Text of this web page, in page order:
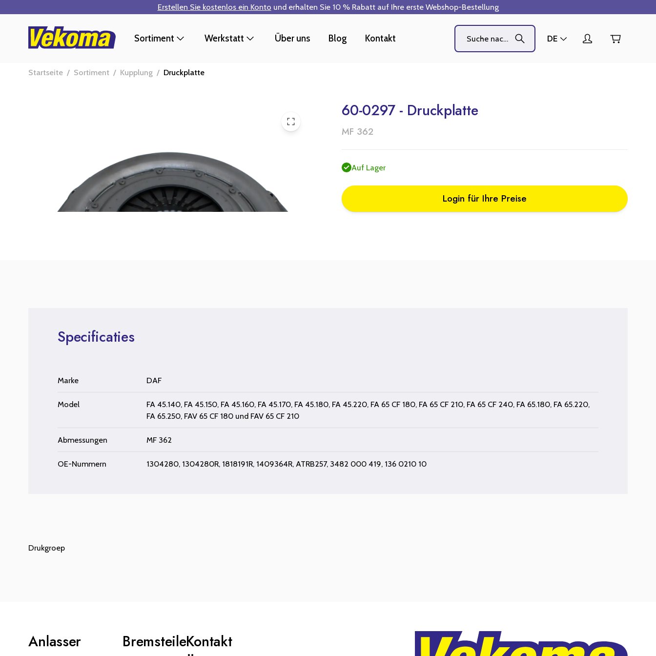
Erstellen Sie kostenlos ein Konto und erhalten Sie 10 % Rabatt auf Ihre erste Webshop-Bestellung
Sortiment Werkstatt Über uns Blog Kontakt DE
Startseite / Sortiment / Kupplung / Druckplatte
60-0297 - Druckplatte
MF 362
Auf Lager
Login für Ihre Preise
Specificaties
Marke DAF
Model FA 45.140, FA 45.150, FA 45.160, FA 45.170, FA 45.180, FA 45.220, FA 65 CF 180, FA 65 CF 210, FA 65 CF 240, FA 65.180, FA 65.220,
FA 65.250, FAV 65 CF 180 und FAV 65 CF 210
Abmessungen MF 362
OE-Nummern 1304280, 1304280R, 1818191R, 1409364R, ATRB257, 3482 000 419, 136 0210 10
Drukgroep
Anlasser
BremsteileKontakt